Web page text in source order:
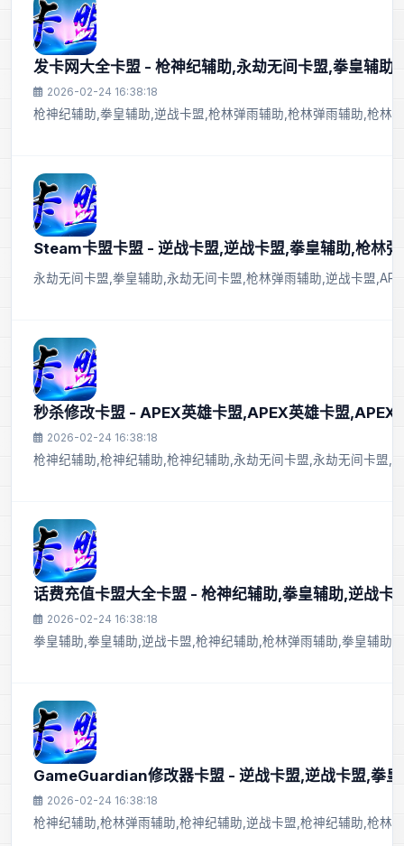
发卡网大全卡盟 - 枪神纪辅助,永劫无间卡盟,拳皇辅助,
2026-02-24 16:38:18
枪神纪辅助,拳皇辅助,逆战卡盟,枪林弹雨辅助,枪林弹雨辅助,枪林
Steam卡盟卡盟 - 逆战卡盟,逆战卡盟,拳皇辅助,枪林
永劫无间卡盟,拳皇辅助,永劫无间卡盟,枪林弹雨辅助,逆战卡盟
秒杀修改卡盟 - APEX英雄卡盟,APEX英雄卡盟,APEX
2026-02-24 16:38:18
枪神纪辅助,枪神纪辅助,枪神纪辅助,永劫无间卡盟,永劫无间卡盟,
话费充值卡盟大全卡盟 - 枪神纪辅助,拳皇辅助,逆战卡
2026-02-24 16:38:18
拳皇辅助,拳皇辅助,逆战卡盟,枪神纪辅助,枪林弹雨辅助,拳皇辅助,
GameGuardian修改器卡盟 - 逆战卡盟,逆战卡盟,拳
2026-02-24 16:38:18
枪神纪辅助,枪林弹雨辅助,枪神纪辅助,逆战卡盟,枪神纪辅助,枪林